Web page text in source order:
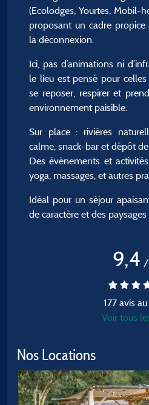
(Ecolodges, Yourtes, Mobil-
proposant un cadre
la déconnexion.
Ici, pas d’animations ni
le lieu est pensé pour
se reposer, respirer et
environnement paisible.
Sur place : rivières
calme, snack-bar et dépôt
Des évènements et
yoga, massages, et autres
Idéal pour un séjour
de caractère et des paysages
9,4
177 avis
Voir tous
Nos Locations